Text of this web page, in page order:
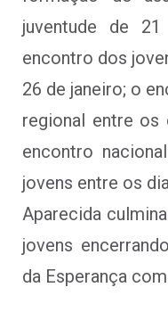
juventude de
encontro dos
26 de janeiro; o
regional entre
encontro
jovens entre os
Aparecida
jovens
da Esperança